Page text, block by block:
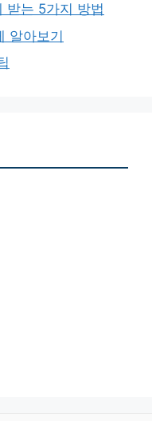
받는 5가지 방법
알아보기